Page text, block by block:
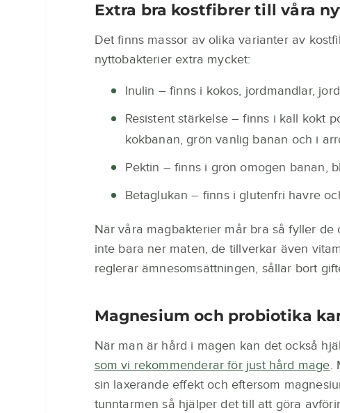
Extra bra kostfibrer till våra
Det finns massor av olika varianter av
nyttobakterier extra mycket:
Inulin – finns i kokos, jordmandlar,
Resistent stärkelse – finns i kall kokt
kokbanan, grön vanlig banan och i
Pektin – finns i grön omogen banan,
Betaglukan – finns i glutenfri havre
När våra magbakterier mår bra så fyller
inte bara ner maten, de tillverkar även
reglerar ämnesomsättningen, sållar bort
Magnesium och probiotika
När man är hård i magen kan det också
som vi rekommenderar för just hård mage.
sin laxerande effekt och eftersom
tunntarmen så hjälper det till att göra